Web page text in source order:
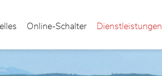
Online-Schalter Dienstleistungen